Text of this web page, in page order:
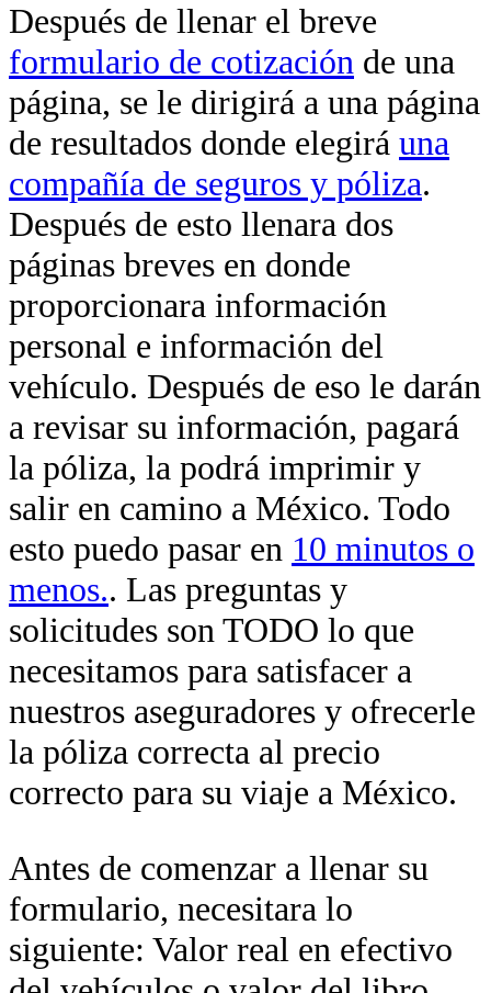
Después de llenar el breve
formulario de cotización de una
página, se le dirigirá a una página
de resultados donde elegirá una
compañía de seguros y póliza.
Después de esto llenara dos
páginas breves en donde
proporcionara información
personal e información del
vehículo. Después de eso le darán
a revisar su información, pagará
la póliza, la podrá imprimir y
salir en camino a México. Todo
esto puedo pasar en 10 minutos o
menos.. Las preguntas y
solicitudes son TODO lo que
necesitamos para satisfacer a
nuestros aseguradores y ofrecerle
la póliza correcta al precio
correcto para su viaje a México.
Antes de comenzar a llenar su
formulario, necesitara lo
siguiente: Valor real en efectivo